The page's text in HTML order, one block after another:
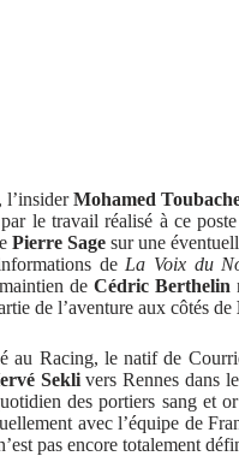
l’insiderMohamed
le travail réalisé à ce
Pierre Sage sur une
de La Voix du
de Cédric Berthelin
de l’aventure aux côtés de
au Racing, le natif de
Seklivers Rennes dans
des portiers sang et
avec l’équipe de
pas encore totalement